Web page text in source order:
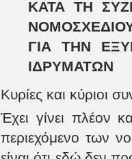
ΚΑΤΑ ΤΗ
ΓΙΑ ΤΗΝ
ΙΔΡΥΜΑΤΩΝ
Κυρίες και κύριοι
Έχει γίνει πλέον
περιεχόμενο των